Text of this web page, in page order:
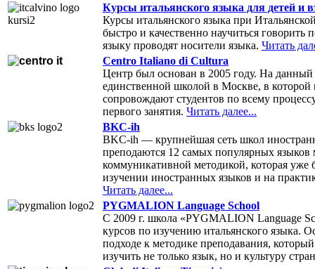
Курсы итальянского языка для детей и
Курсы итальянского языка при
быстро и качественно научиться говорить
языку проводят носители языка. Читать
Centro Italiano di Cultura
Центр был основан в 2005 году. На
единственной школой в Москве, в которой
сопровождают студентов по всему
первого занятия. Читать далее...
BKC-ih
BKC-ih — крупнейшая сеть школ
преподаются 12 самых популярных языков
коммуникативной методикой, которая уже
изучении иностранных языков и на
Читать далее...
PYGMALION Language School
С 2009 г. школа «PYGMALION Language
курсов по изучению итальянского языка.
подходе к методике преподавания,
изучить не только язык, но и культуру